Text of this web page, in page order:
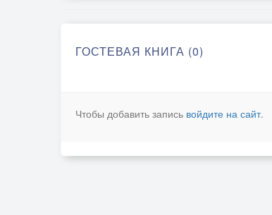
ГОСТЕВАЯ КНИГА (0)
Чтобы добавить запись войдите на сайт.